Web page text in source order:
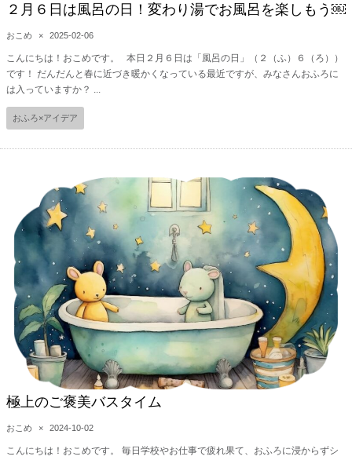
２月６日は風呂の日！変わり湯でお風呂を楽しもう￼
おこめ × 2025-02-06
こんにちは！おこめです。 本日２月６日は「風呂の日」（２（ふ）６（ろ））
です！ だんだんと春に近づき暖かくなっている最近ですが、みなさんおふろに
は入っていますか？ ...
おふろ×アイデア
極上のご褒美バスタイム
おこめ × 2024-10-02
こんにちは！おこめです。 毎日学校やお仕事で疲れ果て、おふろに浸からずシ